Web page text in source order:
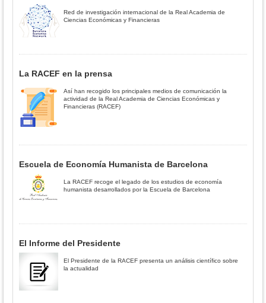
Red de investigación internacional de la Real Academia de
Ciencias Económicas y Financieras
La RACEF en la prensa
Así han recogido los principales medios de comunicación la
actividad de la Real Academia de Ciencias Económicas y
Financieras (RACEF)
Escuela de Economía Humanista de Barcelona
La RACEF recoge el legado de los estudios de economía
humanista desarrollados por la Escuela de Barcelona
El Informe del Presidente
El Presidente de la RACEF presenta un análisis científico sobre
la actualidad